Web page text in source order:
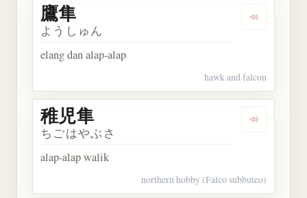
Dengarkan
鷹隼
ようしゅん
elang dan alap-alap
hawk and falcon
Dengarkan
稚児隼
ちごはやぶさ
alap-alap walik
northern hobby (Falco subbuteo)